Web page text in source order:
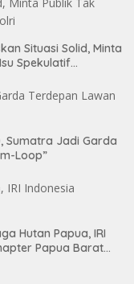
Situasi Solid, Minta
Spekulatif
Sumatra Jadi Garda
Loop”
Hutan Papua, IRI
Papua Barat